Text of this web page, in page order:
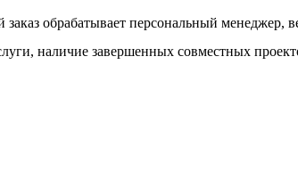
обрабатывает персональный менеджер,
наличие завершенных совместных